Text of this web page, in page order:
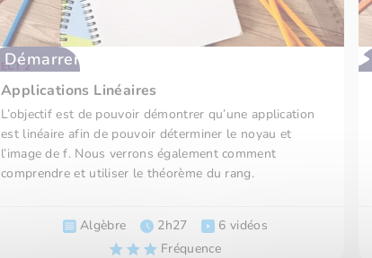
Démarrer
ECT 2
Applications Linéaires
L’objectif est de pouvoir démontrer qu’une application
est linéaire afin de pouvoir déterminer le noyau et
l’image de f. Nous verrons également comment
comprendre et utiliser le théorème du rang.
Algèbre 2h27
6 vidéos
Fréquence